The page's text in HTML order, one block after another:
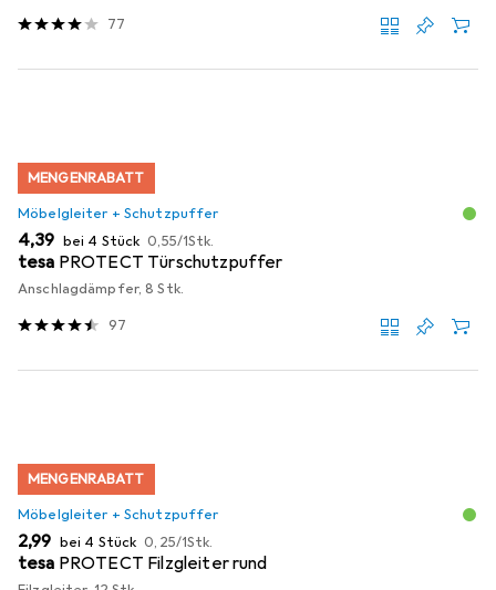
77
MENGENRABATT
Möbelgleiter + Schutzpuffer
EUR
4,39 bei 4 Stück EUR
0,55/1Stk.
tesa PROTECT Türschutzpuffer
Anschlagdämpfer, 8 Stk.
97
MENGENRABATT
Möbelgleiter + Schutzpuffer
EUR
2,99 bei 4 Stück EUR
0,25/1Stk.
tesa PROTECT Filzgleiter rund